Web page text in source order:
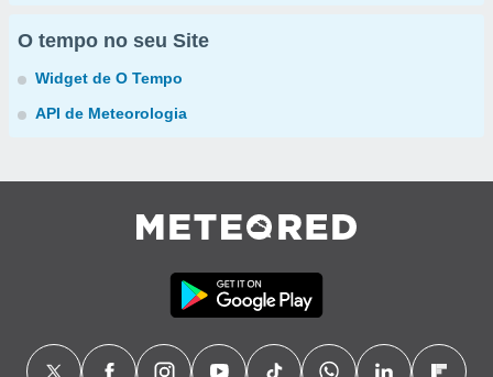
O tempo no seu Site
Widget de O Tempo
API de Meteorologia